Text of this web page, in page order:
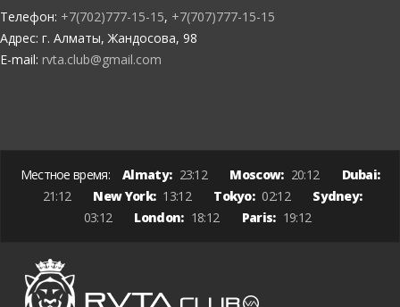
Телефон: +7(702)777-15-15, +7(707)777-15-15
Адрес: г. Алматы, Жандосова, 98
E-mail: rvta.club@gmail.com
Местное время: Almaty: 23:12 Moscow: 20:12
Dubai:
21:12
New York: 13:12 Tokyo: 02:12
Sydney:
03:12
London: 18:12 Paris: 19:12